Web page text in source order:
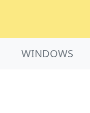
WINDOWS